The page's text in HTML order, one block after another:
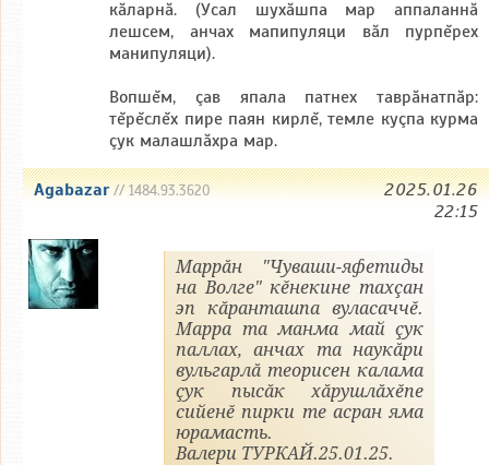
кăларнă. (Усал шухăшпа мар аппаланнă
лешсем, анчах мапипуляци вăл пурпĕрех
манипуляци).
Вопшĕм, çав япала патнех таврăнатпăр:
тĕрĕслĕх пире паян кирлĕ, темле куçпа курма
çук малашлăхра мар.
Agabazar// 1484.93.3620
2025.01.26
22:15
Маррăн "Чуваши-яфетиды
на Волге" кĕнекине тахçан
эп кăранташпа вуласаччĕ.
Марра та манма май çук
паллах, анчах та наукăри
вульгарлă теорисен калама
çук пысăк хăрушлăхĕпе
сийенĕ пирки те асран яма
юрамасть.
Валери ТУРКАЙ.25.01.25.